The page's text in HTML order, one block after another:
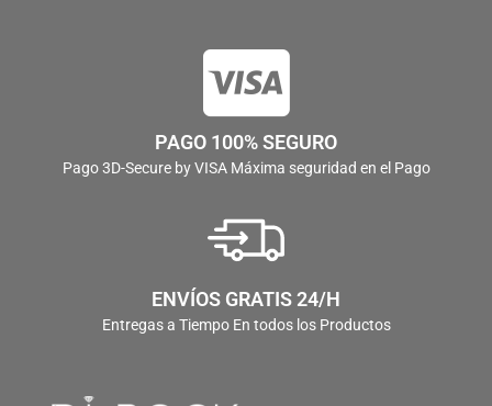
PAGO 100% SEGURO
Pago 3D-Secure by VISA Máxima seguridad en el Pago
ENVÍOS GRATIS 24/H
Entregas a Tiempo En todos los Productos